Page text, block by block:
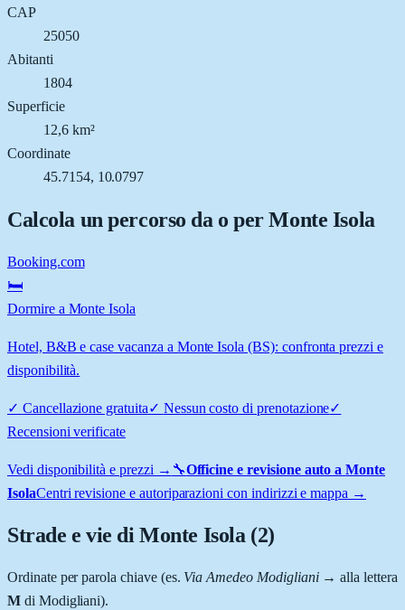
CAP
25050
Abitanti
1804
Superficie
12,6 km²
Coordinate
45.7154, 10.0797
Calcola un percorso da o perMonte Isola
Booking.com
🛏️
Dormire a Monte Isola
Hotel, B&B e case vacanza a Monte Isola (BS): confronta prezzi e
disponibilità.
✓ Cancellazione gratuita✓ Nessun costo di prenotazione✓
Recensioni verificate
Vedi disponibilità e prezzi → 🔧Officine e revisione auto aMonte
IsolaCentri revisione e autoriparazioni con indirizzi e mappa →
Strade e vie diMonte Isola (2)
Ordinate per parola chiave (es. Via Amedeo Modigliani→ alla lettera
Mdi Modigliani).